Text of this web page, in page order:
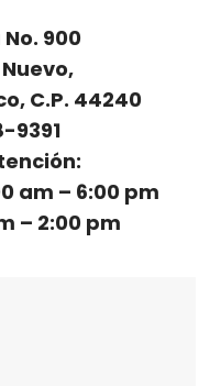
900
C.P. 44240
9391
am – 6:00 pm
– 2:00 pm